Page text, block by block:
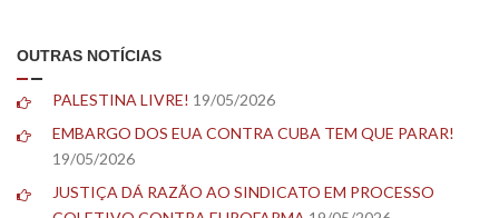
OUTRAS NOTÍCIAS
PALESTINA LIVRE! 19/05/2026
EMBARGO DOS EUA CONTRA CUBA TEM QUE PARAR!
19/05/2026
JUSTIÇA DÁ RAZÃO AO SINDICATO EM PROCESSO